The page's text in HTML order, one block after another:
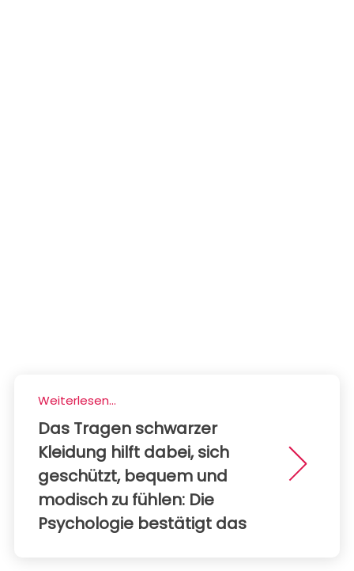
Weiterlesen...
Das Tragen schwarzer
Kleidung hilft dabei, sich
geschützt, bequem und
modisch zu fühlen: Die
Psychologie bestätigt das